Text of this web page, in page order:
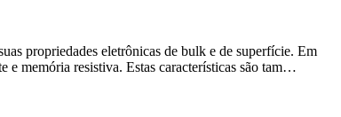
propriedades eletrônicas de bulk e de superfície. Em
e memória resistiva. Estas características são tam…